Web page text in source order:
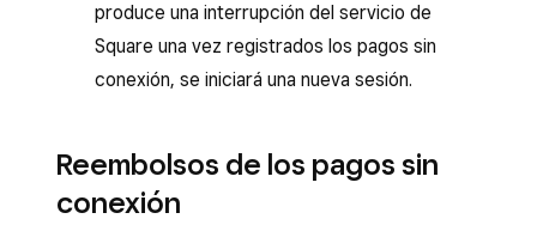
produce una interrupción del servicio de
Square una vez registrados los pagos sin
conexión, se iniciará una nueva sesión.
Reembolsos de los pagos sin
conexión